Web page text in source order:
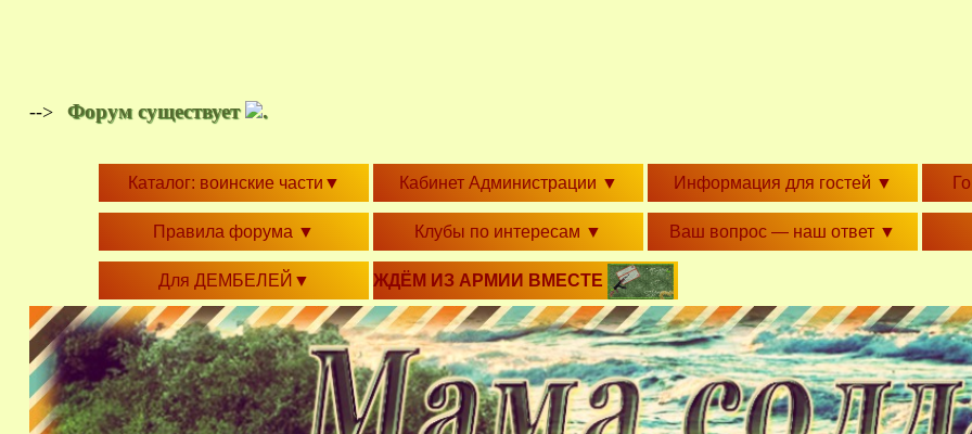
--> Форум существует .
Каталог: воинские части ▼ Кабинет Администрации ▼ Информация для гостей ▼
Правила форума ▼ Клубы по интересам ▼ Ваш вопрос — наш ответ ▼
Для ДЕМБЕЛЕЙ ▼ ЖДЁМ ИЗ АРМИИ ВМЕСТЕ